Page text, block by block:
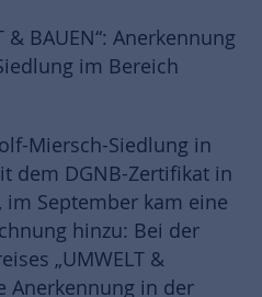
& BAUEN“: Anerkennung
im Bereich
Miersch-Siedlung in
dem DGNB-Zertifikat in
September kam eine
hinzu: Bei der
„UMWELT &
Anerkennung in der